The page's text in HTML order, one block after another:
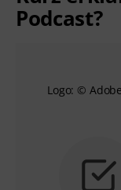
Podcast?
Logo: ©